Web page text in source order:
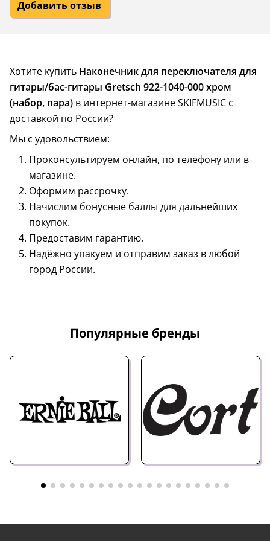
Добавить отзыв
Хотите купить Наконечник для переключателя для
гитары/бас-гитары Gretsch 922-1040-000 хром
(набор, пара) в интернет-магазине SKIFMUSIC с
доставкой по России?
Мы с удовольствием:
Проконсультируем онлайн, по телефону или в
магазине.
Оформим рассрочку.
Начислим бонусные баллы для дальнейших
покупок.
Предоставим гарантию.
Надёжно упакуем и отправим заказ в любой
город России.
Популярные бренды